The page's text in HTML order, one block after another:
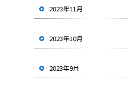
2023年11月
2023年10月
2023年9月